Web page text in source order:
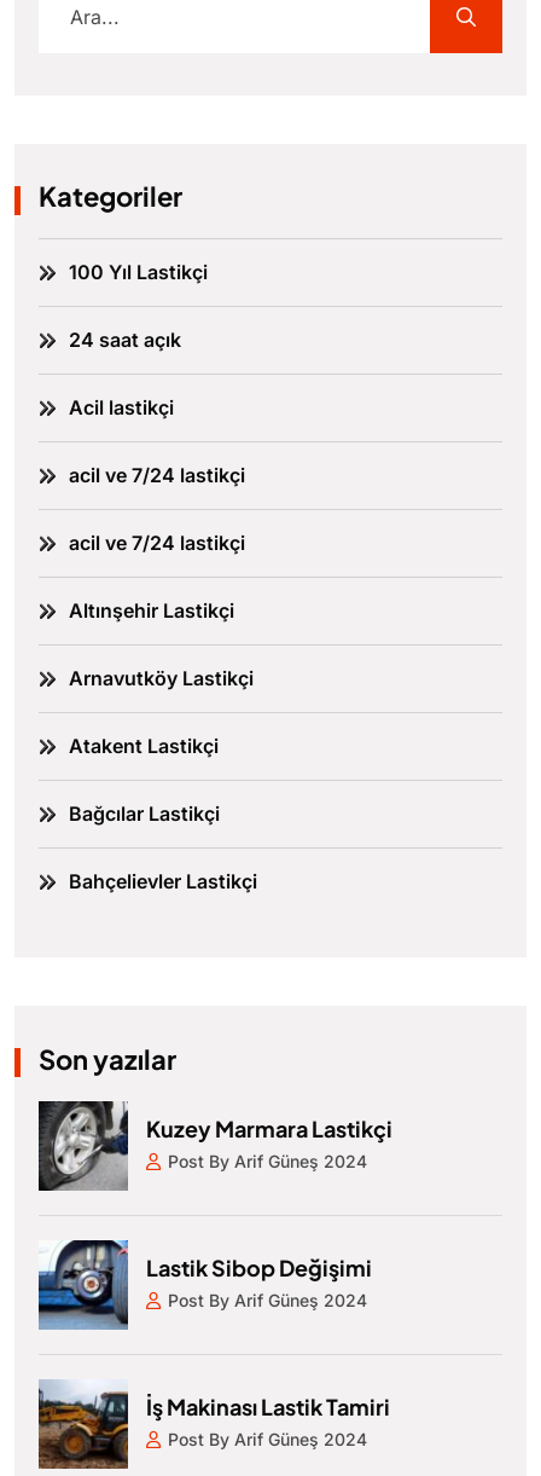
Kategoriler
100 Yıl Lastikçi
24 saat açık
Acil lastikçi
acil ve 7/24 lastikçi
acil ve 7/24 lastikçi
Altınşehir Lastikçi
Arnavutköy Lastikçi
Atakent Lastikçi
Bağcılar Lastikçi
Bahçelievler Lastikçi
Son yazılar
Kuzey Marmara Lastikçi
Post By Arif Güneş 2024
Lastik Sibop Değişimi
Post By Arif Güneş 2024
İş Makinası Lastik Tamiri
Post By Arif Güneş 2024